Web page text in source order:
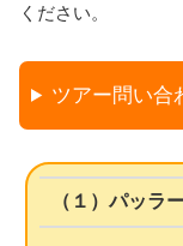
ください。
ツアー問い合
（１）パッラ